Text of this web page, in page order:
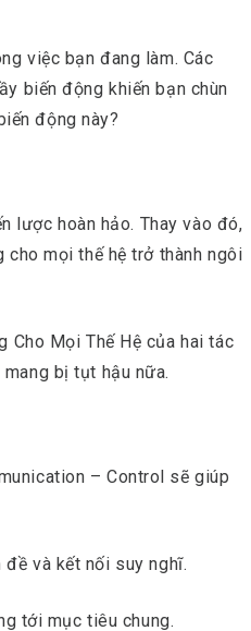
việc bạn đang làm. Các
biến động khiến bạn chùn
động này?
lược hoàn hảo. Thay vào đó,
mọi thế hệ trở thành ngôi
Cho Mọi Thế Hệ của hai tác
bị tụt hậu nữa.
– Control sẽ giúp
và kết nối suy nghĩ.
tới mục tiêu chung.